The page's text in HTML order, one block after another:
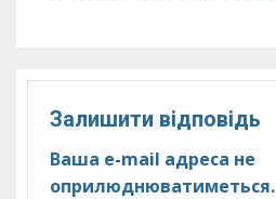
Залишити відповідь
Ваша e-mail адреса не
оприлюднюватиметься.